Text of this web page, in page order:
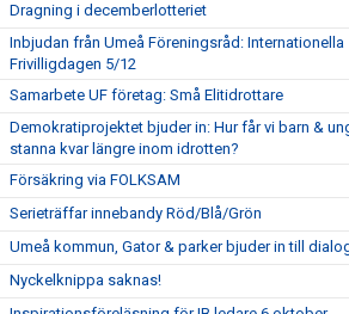
Dragning i decemberlotteriet
Inbjudan från Umeå Föreningsråd: Internationella
Frivilligdagen 5/12
Samarbete UF företag: Små Elitidrottare
Demokratiprojektet bjuder in: Hur får vi barn &
stanna kvar längre inom idrotten?
Försäkring via FOLKSAM
Serieträffar innebandy Röd/Blå/Grön
Umeå kommun, Gator & parker bjuder in till
Nyckelknippa saknas!